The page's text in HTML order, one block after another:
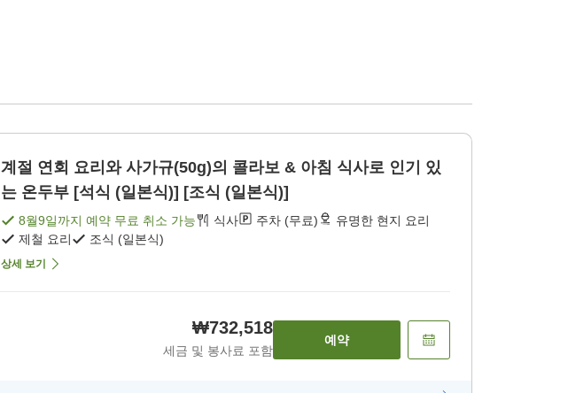
계절 연회 요리와 사가규(50g)의 콜라보 & 아침 식사로 인기 있
는 온두부 [석식 (일본식)] [조식 (일본식)]
8월9일까지 예약 무료 취소 가능 식사 주차 (무료)
유명한 현지 요리
제철 요리
조식 (일본식)
상세 보기
₩732,518
세금 및 봉사료 포함
예약